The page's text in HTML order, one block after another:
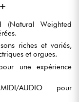
(Natural Weighted
riches et variés,
et orgues.
une expérience
AUDIO pour